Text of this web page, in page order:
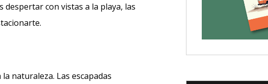
con vistas a la playa, las
naturaleza. Las escapadas